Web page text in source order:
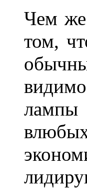
Чем же
том,
лампы